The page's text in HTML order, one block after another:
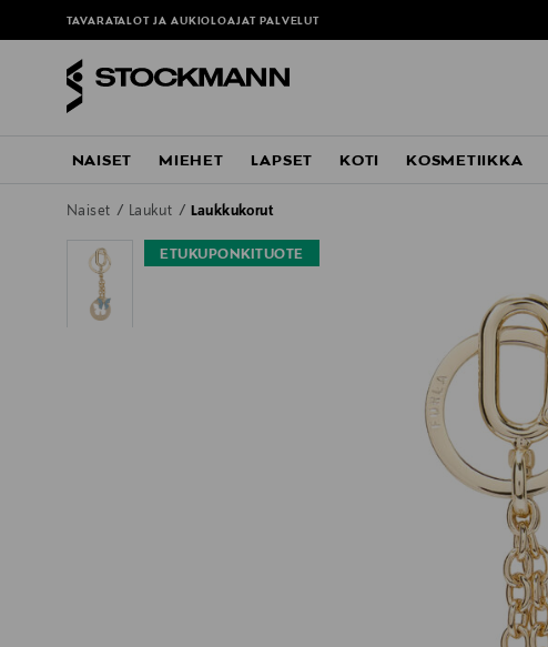
TAVARATALOT JA AUKIOLOAJAT PALVELUT
NAISET MIEHET LAPSET KOTI KOSMETIIKKA
Naiset Laukut Laukkukorut
ETUKUPONKITUOTE